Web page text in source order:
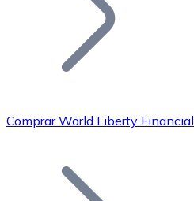
Bitcoin
Comprar World Liberty Financial